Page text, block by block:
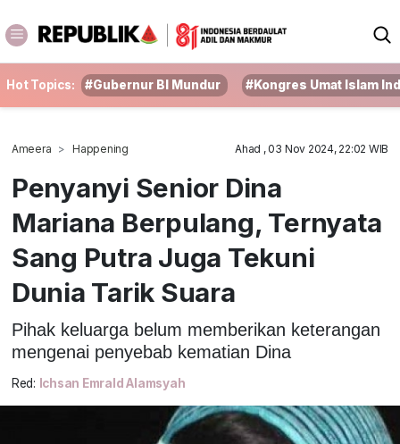
Hot Topics: #Gubernur BI Mundur #Kongres Umat Islam
Ameera Happening Ahad , 03 Nov 2024, 22:02 WIB
Penyanyi Senior Dina
Mariana Berpulang, Ternyata
Sang Putra Juga Tekuni
Dunia Tarik Suara
Pihak keluarga belum memberikan keterangan
mengenai penyebab kematian Dina
Red: Ichsan Emrald Alamsyah